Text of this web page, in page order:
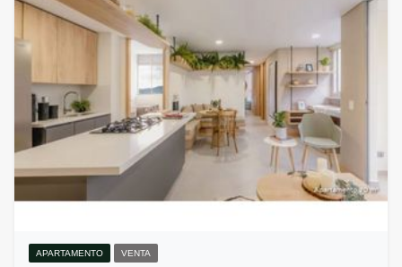
APARTAMENTO VENTA